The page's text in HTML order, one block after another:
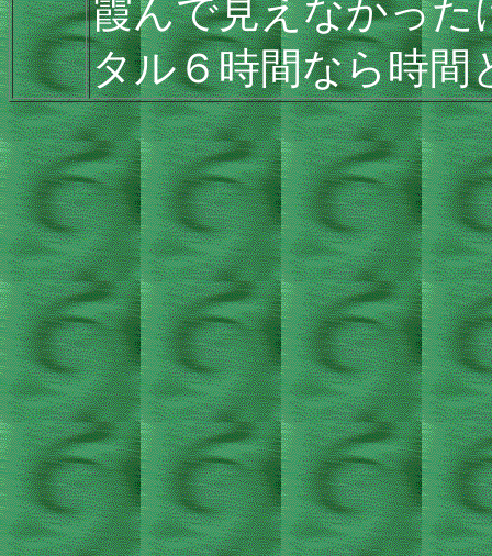
霞んで見えなかった
タル６時間なら時間